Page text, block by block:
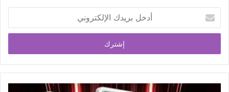
بريدك
الإلكتروني